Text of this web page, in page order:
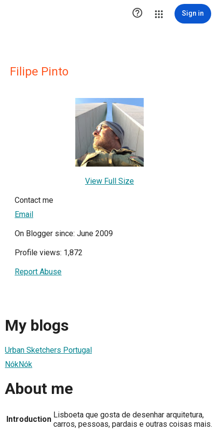
 Sign in
Filipe Pinto
View Full Size
Contact me
Email
On Blogger since: June 2009
Profile views: 1,872
Report Abuse
My blogs
Urban Sketchers Portugal
NókNók
About me
Introduction Lisboeta que gosta de desenhar arquitetura,
carros, pessoas, pardais e outras coisas mais.